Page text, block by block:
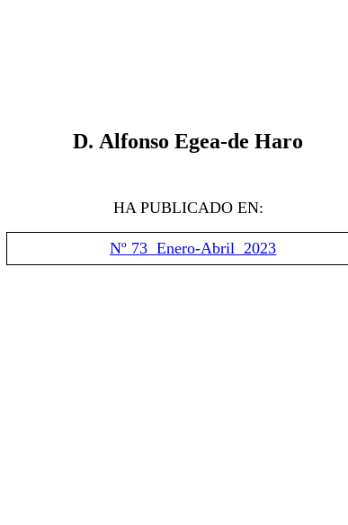
D. Alfonso Egea-de Haro
HA PUBLICADO EN:
Nº 73 Enero-Abril 2023